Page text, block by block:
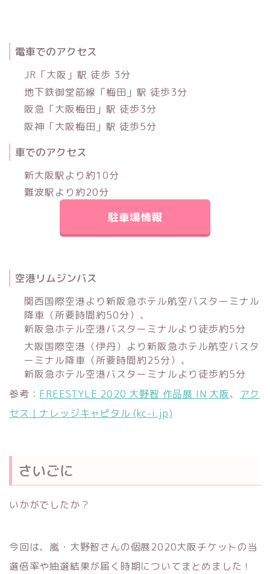
電車でのアクセス
JR「大阪」駅 徒歩 3分
地下鉄御堂筋線「梅田」駅 徒歩3分
阪急「大阪梅田」駅 徒歩3分
阪神「大阪梅田」駅 徒歩5分
車でのアクセス
新大阪駅より約10分
難波駅より約20分
駐車場情報
空港リムジンバス
関西国際空港より新阪急ホテル航空バスターミナル
降車（所要時間約50分）、
新阪急ホテル空港バスターミナルより徒歩約5分
大阪国際空港（伊丹）より新阪急ホテル航空バスタ
ーミナル降車（所要時間約25分）、
新阪急ホテル空港バスターミナルより徒歩約5分
参考： FREESTYLE 2020 大野智 作品展 IN 大阪、
アク
セス｜ナレッジキャピタル (kc-i.jp)
さいごに
いかがでしたか？
今回は、嵐・大野智さんの個展2020大阪チケットの当
選倍率や抽選結果が届く時期についてまとめました！